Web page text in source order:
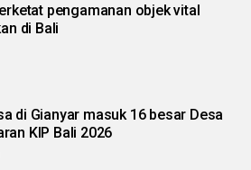
pengamanan objek vital
di Bali
di Gianyar masuk 16 besar Desa
KIP Bali 2026